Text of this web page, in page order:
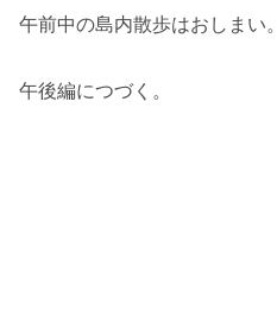
午前中の島内散歩はおしまい。
午後編につづく。